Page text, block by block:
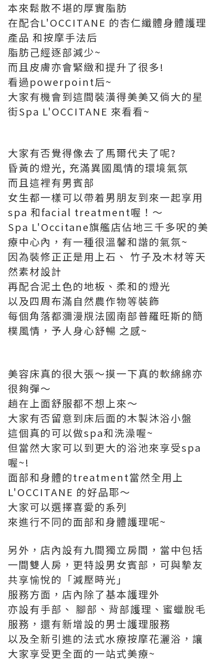
本來鬆散不堪的厚實脂肪
在配合L'OCCITANE 的杏仁纖體身體護理
產品 和按摩手法后
脂肪己經逐部減少~
而且皮膚亦會緊緻和提升了很多!
看過powerpoint后~
大家有機會到這間裝潢得美美又倘大的星
街Spa L'OCCITANE 來看看~
大家有否覺得像去了馬爾代夫了呢?
昏黃的燈光, 充滿異國風情的環境氣氛
而且這裡有男賓部
女生都一樣可以帶着男朋友到來一起享用
spa 和facial treatment喔！～
Spa L'Occitane旗艦店佔地三千多呎的美
療中心內，有一種很溫馨和諧的氣氛~
因為裝修正正是用上石、 竹子及木材等天
然素材設計
再配合泥土色的地板、柔和的燈光
以及四周布滿自然農作物等裝飾
每個角落都瀰漫覑法國南部普羅旺斯的簡
樸風情，予人身心舒暢 之感~
美容床真的很大張～摸一下真的軟綿綿亦
很夠彈～
趟在上面舒服都不想上來～
大家有否留意到床后面的木製沐浴小盤
這個真的可以做spa和洗澡喔~
但當然大家可以到更大的浴池來享受spa
喔~!
面部和身體的treatment當然全用上
L'OCCITANE 的好品耶～
大家可以選擇喜愛的系列
來進行不同的面部和身體護理呢~
另外，店內設有九間獨立房間，當中包括
一間雙人房，更特設男女賓部，可與摯友
共享愉悅的「減壓時光」
服務方面，店內除了基本護理外
亦設有手部、 腳部、背部護理、蜜蠟脫毛
服務，還有新增設的男士護理服務
以及全新引進的法式水療按摩花灑浴，讓
大家享受更全面的一站式美療~